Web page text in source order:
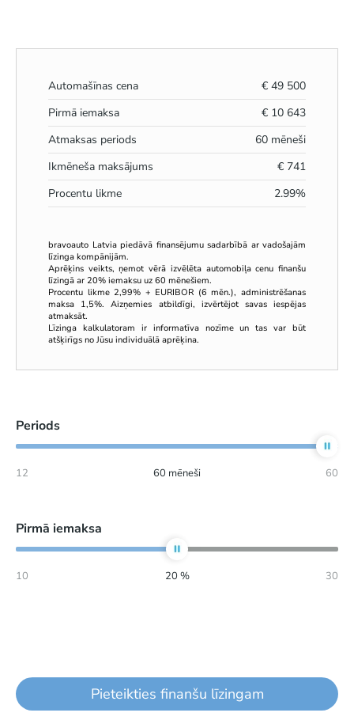
Automašīnas cena € 49 500
Pirmā iemaksa
€ 10 643
Atmaksas periods
60 mēneši
Ikmēneša maksājums
€ 741
Procentu likme
2.99%
bravoauto Latvia piedāvā finansējumu sadarbībā ar vadošajām
līzinga kompānijām.
Aprēķins veikts, ņemot vērā izvēlēta automobiļa cenu finanšu
līzingā ar 20% iemaksu uz 60 mēnešiem.
Procentu likme 2,99% + EURIBOR (6 mēn.), administrēšanas
maksa 1,5%. Aizņemies atbildīgi, izvērtējot savas iespējas
atmaksāt.
Līzinga kalkulatoram ir informatīva nozīme un tas var būt
atšķirīgs no Jūsu individuālā aprēķina.
Periods
12 60 mēneši 60
Pirmā iemaksa
10 20 % 30
Pieteikties finanšu līzingam